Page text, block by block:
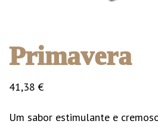
Primavera
41,38€
Um sabor estimulante e